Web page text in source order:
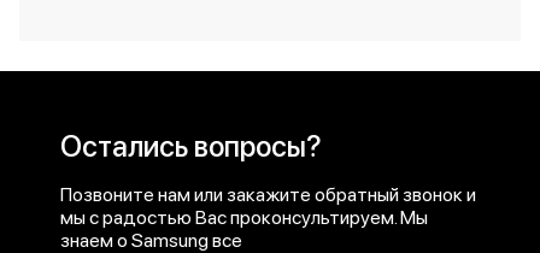
Остались вопросы?
Позвоните нам или закажите обратный звонок и
мы с радостью Вас проконсультируем. Мы
знаем о Samsung все